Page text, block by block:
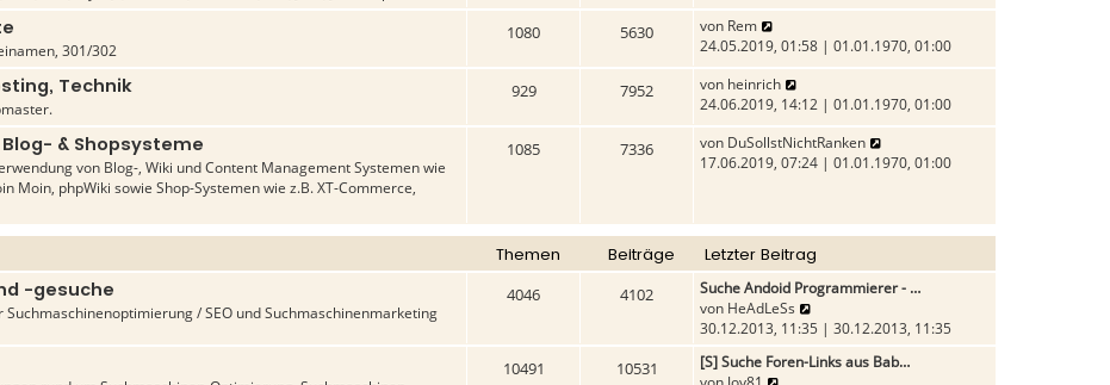
g
t
a
g
t
B
t
r
a
u
t
B
e
a
301/302
1080 5630 von Rem
e
u
e
s
t
e
r
i
t
r
a
g
24.05.2019, 01:58 | 01.01.1970, 01:00
Technik 929 7952 von heinrich
e
u
e
s
r
e
i
t
r
a
g
24.06.2019, 14:12 | 01.01.1970, 01:00
& Shopsysteme
von Blog-, Wiki und Content Management Systemen wie
Moin, phpWiki sowie Shop-Systemen wie z.B. XT-Commerce,
1085 7336 von DuSollstNichtRanken
e
s
r
e
i
t
17.06.2019, 07:24 | 01.01.1970, 01:00
Themen Beiträge Letzter Beitrag
-gesuche
/ SEO und Suchmaschinenmarketing
4046 4102
Suche Andoid Programmierer - …
von HeAdLeSs
e
u
e
30.12.2013, 11:35 | 30.12.2013, 11:35
10491 10531
[S] Suche Foren-Links aus Bab…